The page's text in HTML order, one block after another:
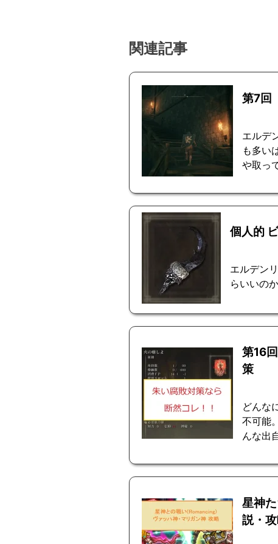
関連記事
第7回
エルデ
も多い
や取っ
個人的
エルデン
らいいの
第16
策
どんな
不可能
んな出
星神
説・